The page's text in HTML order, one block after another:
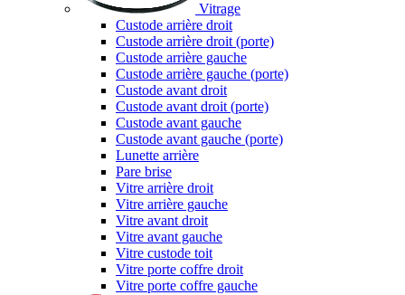
Vitrage
Custode arrière droit
Custode arrière droit (porte)
Custode arrière gauche
Custode arrière gauche (porte)
Custode avant droit
Custode avant droit (porte)
Custode avant gauche
Custode avant gauche (porte)
Lunette arrière
Pare brise
Vitre arrière droit
Vitre arrière gauche
Vitre avant droit
Vitre avant gauche
Vitre custode toit
Vitre porte coffre droit
Vitre porte coffre gauche